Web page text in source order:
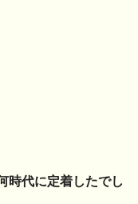
時代に定着したでし